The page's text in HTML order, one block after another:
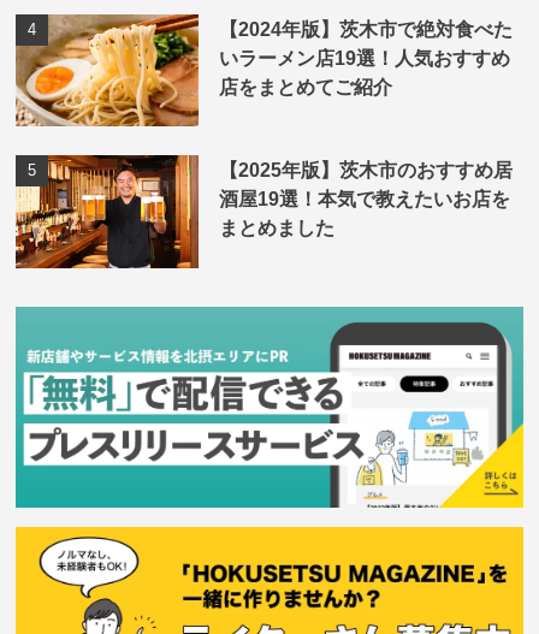
【2024年版】茨木市で絶対食べた
いラーメン店19選！人気おすすめ
店をまとめてご紹介
【2025年版】茨木市のおすすめ居
酒屋19選！本気で教えたいお店を
まとめました